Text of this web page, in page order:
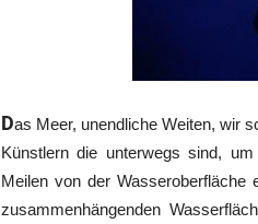
Das Meer, unendliche Weiten, wir
Künstlern die unterwegs sind,
Meilen von der
zusammenhängenden